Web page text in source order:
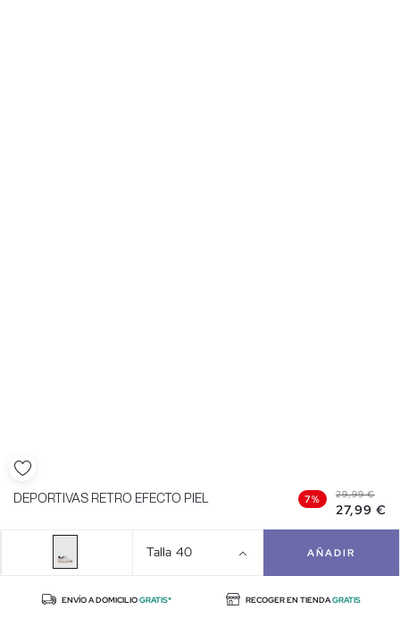
DEPORTIVAS RETRO EFECTO PIEL 7% 29,99 €
27,99 €
Talla 40 AÑADIR
ENVÍO A DOMICILIOGRATIS* RECOGER EN TIENDAGRATIS